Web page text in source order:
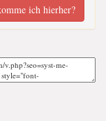
ich hierher?